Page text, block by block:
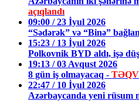
açıqlandı
09:00 / 23 İyul 2026
“Sədərək” və “Binə”
15:23 / 13 İyul 2026
Polkovnik BYD aldı, işə
19:13 / 03 Avqust 2026
8 gün iş olmayacaq -
22:47 / 10 İyul 2026
Azərbaycanda yeni rüsum